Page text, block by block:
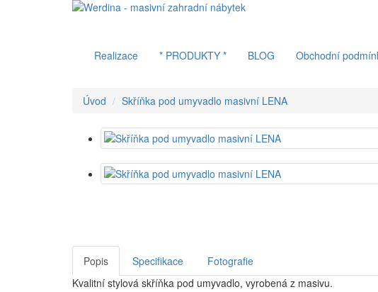
Realizace * PRODUKTY * BLOG Obchodní
Úvod Skříňka pod umyvadlo masivní LENA
Popis
Specifikace
Fotografie
Kvalitní stylová skříňka pod umyvadlo, vyrobená z masivu.